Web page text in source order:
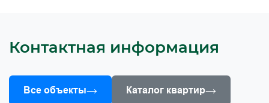
Контактная информация
Все объекты→ Каталог квартир→